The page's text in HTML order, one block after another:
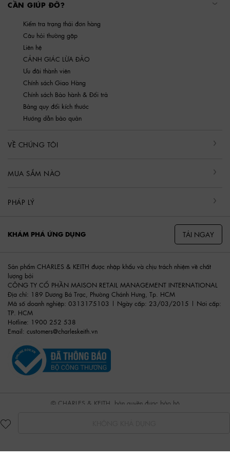
CẦN GIÚP ĐỠ?
Kiểm tra trạng thái đơn hàng
Câu hỏi thường gặp
Liên hệ
CẢNH GIÁC LỪA ĐẢO
Ưu đãi thành viên
Chính sách Giao Hàng
Chính sách Bảo hành & Đổi trả
Bảng quy đổi kích thước
Hướng dẫn bảo quản
VỀ CHÚNG TÔI
MUA SẮM NÀO
PHÁP LÝ
KHÁM PHÁ ỨNG DỤNG TẢI NGAY
Sản phẩm CHARLES & KEITH được nhập khẩu và chịu trách nhiệm về chất
lượng bởi
CÔNG TY CỔ PHẦN MAISON RETAIL MANAGEMENT INTERNATIONAL
Địa chỉ: 189 Dương Bá Trạc, Phường Chánh Hưng, Tp. HCM
Mã số doanh nghiệp: 0313175103 | Ngày cấp: 23/03/2015 | Nơi cấp:
TP. HCM
Hotline: 1900 252 538
Email: customers@charleskeith.vn
© CHARLES & KEITH, bản quyền được bảo hộ